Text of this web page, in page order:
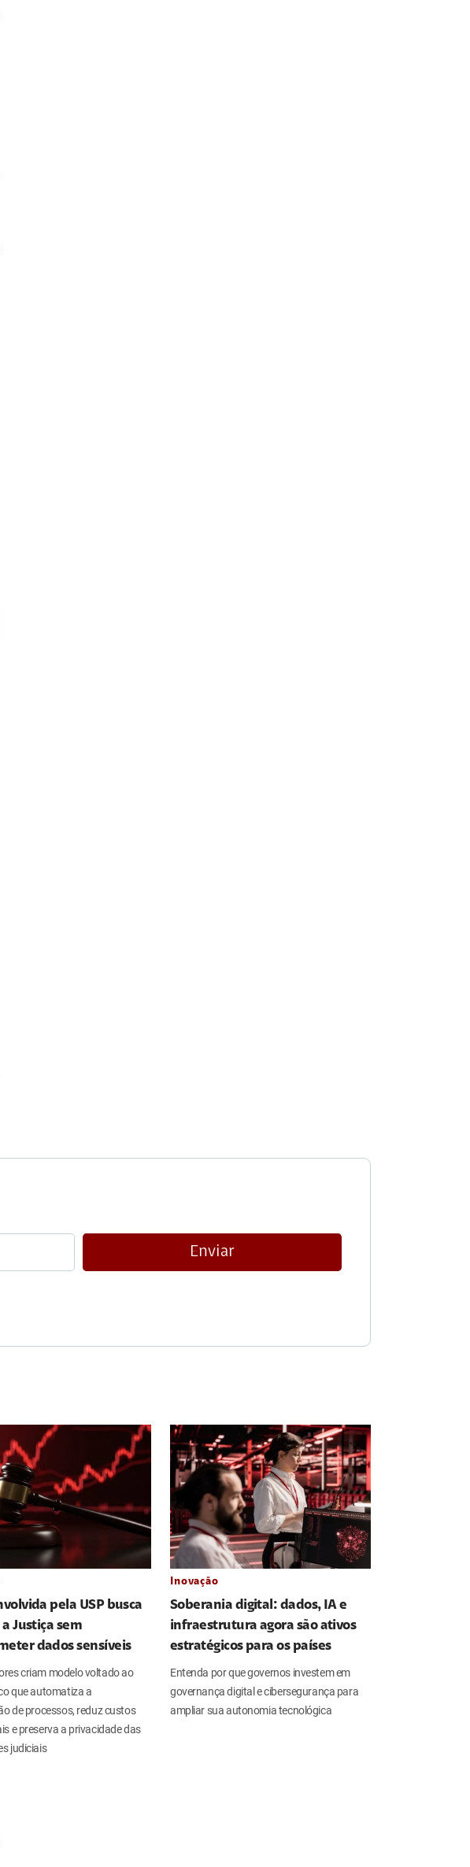
Enviar
pela USP busca
Justiça sem
dados sensíveis
criam modelo voltado ao
que automatiza a
de processos, reduz custos
e preserva a privacidade das
judiciais
Inovação
Soberania digital: dados, IA e
infraestrutura agora são ativos
estratégicos para os países
Entenda por que governos investem em
governança digital e cibersegurança para
ampliar sua autonomia tecnológica